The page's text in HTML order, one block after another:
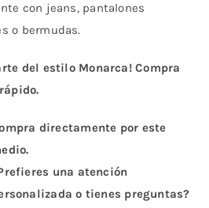
con jeans, pantalones
o bermudas.
del estilo Monarca! Compra
directamente por este
una atención
o tienes preguntas?